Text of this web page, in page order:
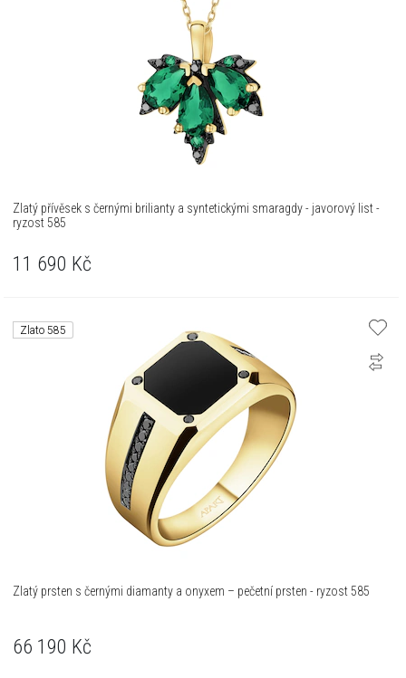
Zlatý přívěsek s černými brilianty a syntetickými smaragdy - javorový list -
ryzost 585
11 690 Kč
Zlato 585
Zlatý prsten s černými diamanty a onyxem – pečetní prsten - ryzost 585
66 190 Kč